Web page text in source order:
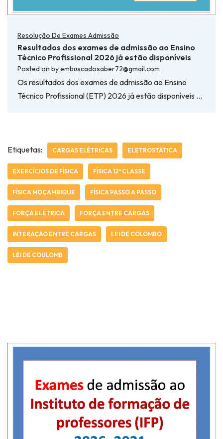
Resolução De Exames Admissão
Resultados dos exames de admissão ao Ensino
Técnico Profissional 2026 já estão disponíveis
Posted on byembuscadosaber72@gmail.com
Os resultados dos exames de admissão ao Ensino
Técnico Profissional (ETP) 2026 já estão disponíveis …
Etiquetas: CARGAS ELÉTRICAS ELETROSTÁTICA
EXERCÍCIOS DE FÍSICA FÍSICA 12ª CLASSE
FÍSICA MOÇAMBIQUE FÍSICA PASSO A PASSO
FORÇA ELÉTRICA FORÇA ENTRE CARGAS
INTERAÇÃO ENTRE CARGAS LEI DE COLOMBO
LEI DE COULOMB